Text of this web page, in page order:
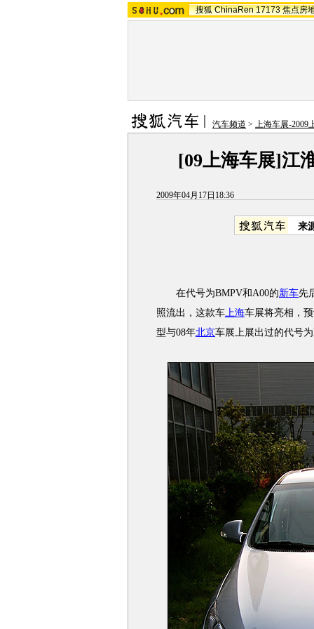
搜狐 ChinaRen 17173 焦点房
汽车频道 > 上海车展-2009
[09上海车展]江
2009年04月17日18:36
来
在代号为BMPV和A00的新车先
照流出，这款车上海车展将亮相，
型与08年北京车展上展出过的代号